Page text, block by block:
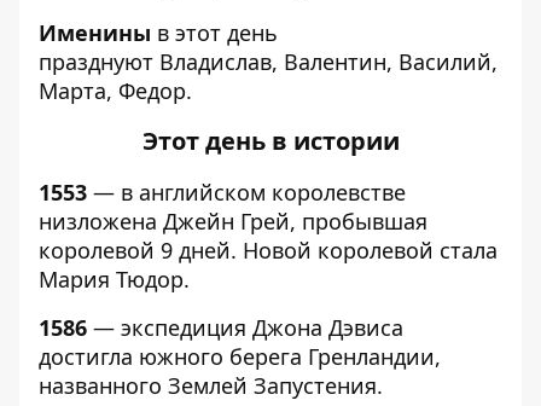
Именины в этот день
празднуют Владислав, Валентин, Василий,
Марта, Федор.
Этот день в истории
1553 — в английском королевстве
низложена Джейн Грей, пробывшая
королевой 9 дней. Новой королевой стала
Мария Тюдор.
1586 — экспедиция Джона Дэвиса
достигла южного берега Гренландии,
названного Землей Запустения.